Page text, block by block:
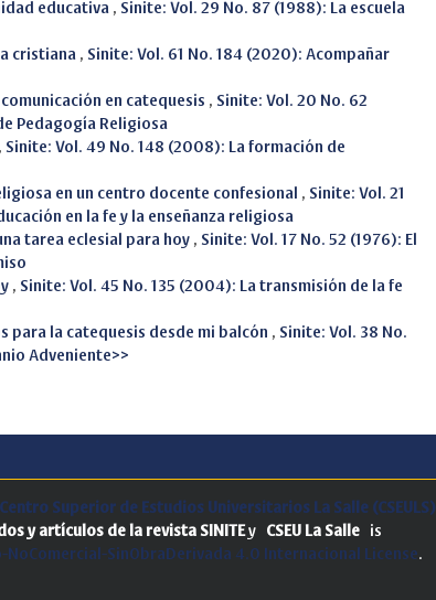
educativa , Sinite: Vol. 29 No. 87 (1988): La escuela
cristiana , Sinite: Vol. 61 No. 184 (2020): Acompañar
en catequesis , Sinite: Vol. 20 No. 62
Pedagogía Religiosa
, Sinite: Vol. 49 No. 148 (2008): La formación de
en un centro docente confesional , Sinite: Vol. 21
en la fe y la enseñanza religiosa
tarea eclesial para hoy , Sinite: Vol. 17 No. 52 (1976): El
, Sinite: Vol. 45 No. 135 (2004): La transmisión de la fe
para la catequesis desde mi balcón , Sinite: Vol. 38 No.
Adveniente>>
Centro Superior de Estudios Universitarios La Salle (CSEULS)
y artículos de la revista SINITEy CSEU La Salle is
NoComercial-SinObraDerivada 4.0 Internacional License.